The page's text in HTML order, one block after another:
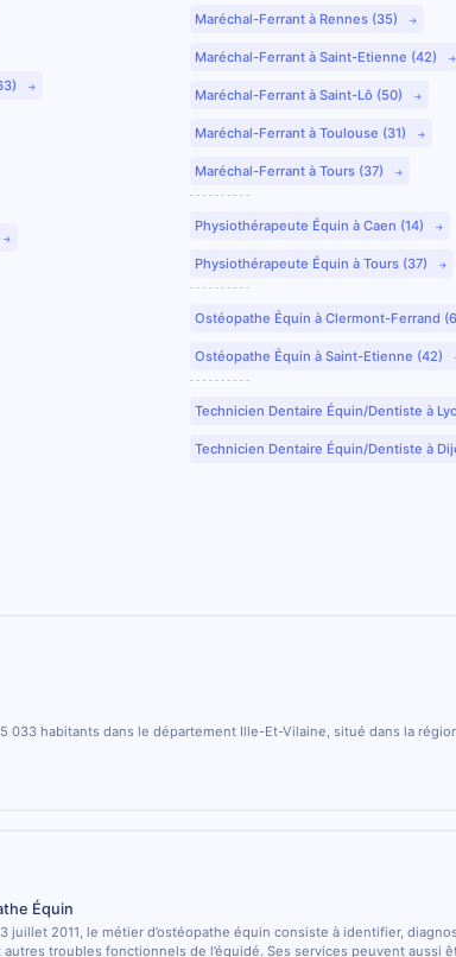
Maréchal-Ferrant à Rennes (35)
Maréchal-Ferrant à Saint-Etienne (42)
Maréchal-Ferrant à Saint-Lô (50)
Maréchal-Ferrant à Toulouse (31)
Maréchal-Ferrant à Tours (37)
Physiothérapeute Équin à Caen (14)
Physiothérapeute Équin à Tours (37)
Ostéopathe Équin à Clermont-Ferrand
Ostéopathe Équin à Saint-Etienne (42)
Technicien Dentaire Équin/Dentiste à
Technicien Dentaire Équin/Dentiste à
033 habitants dans le département Ille-Et-Vilaine, situé dans la
Équin
juillet 2011, le métier d’ostéopathe équin consiste à identifier,
troubles fonctionnels de l’équidé. Ses services peuvent aussi